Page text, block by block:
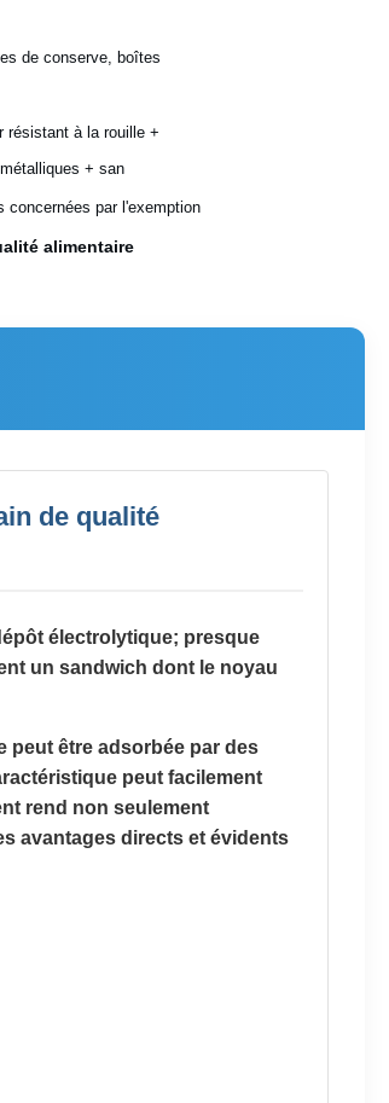
de conserve, boîtes
résistant à la rouille +
+ san
concernées par l'exemption
alimentaire
de qualité
électrolytique; presque
un sandwich dont le noyau
peut être adsorbée par des
peut facilement
rend non seulement
avantages directs et évidents